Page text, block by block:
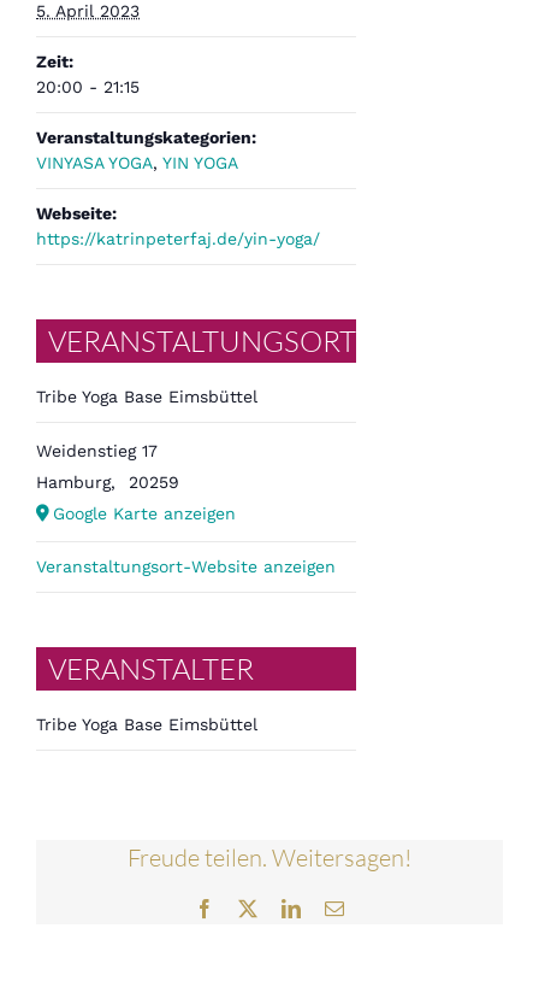
5. April 2023
Zeit:
20:00 - 21:15
Veranstaltungskategorien:
VINYASA YOGA, YIN YOGA
Webseite:
https://katrinpeterfaj.de/yin-yoga/
VERANSTALTUNGSORT
Tribe Yoga Base Eimsbüttel
Weidenstieg 17
Hamburg,
20259
Google Karte anzeigen
Veranstaltungsort-Website anzeigen
VERANSTALTER
Tribe Yoga Base Eimsbüttel
Freude teilen. Weitersagen!
Facebook
TwitterLinkedIn
E-